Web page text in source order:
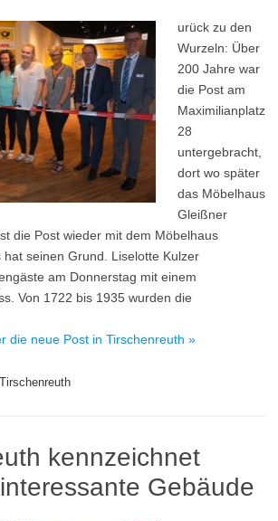
urück zu den
Wurzeln: Über
200 Jahre war
die Post am
Maximilianplatz
28
untergebracht,
dort wo später
das Möbelhaus
Gleißner
die Post wieder mit dem Möbelhaus
seinen Grund. Liselotte Kulzer
am Donnerstag mit einem
Von 1722 bis 1935 wurden die
die neue Post in Tirschenreuth »
kennzeichnet
Gebäude